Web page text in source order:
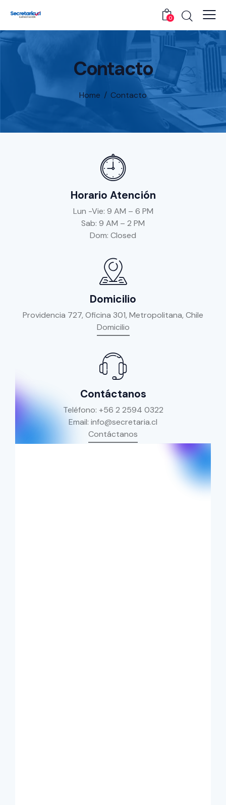
0
Contacto
Home Contacto
Horario Atención
Lun -Vie: 9 AM – 6 PM
Sab: 9 AM – 2 PM
Dom: Closed
Domicilio
Providencia 727, Oficina 301, Metropolitana, Chile
Domicilio
Contáctanos
Teléfono: +56 2 2594 0322
Email: info@secretaria.cl
Contáctanos